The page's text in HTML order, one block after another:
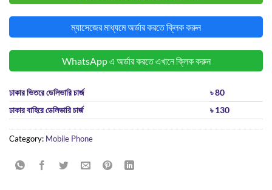
ম্যাসেজের মাধ্যমে অর্ডার করতে ক্লিক করুন
WhatsApp এ অর্ডার করতে এখানে ক্লিক করুন
ঢাকার ভিতরে ডেলিভারি চার্জ
৳ 80
ঢাকার বাহিরে ডেলিভারি চার্জ
৳ 130
Category: Mobile Phone